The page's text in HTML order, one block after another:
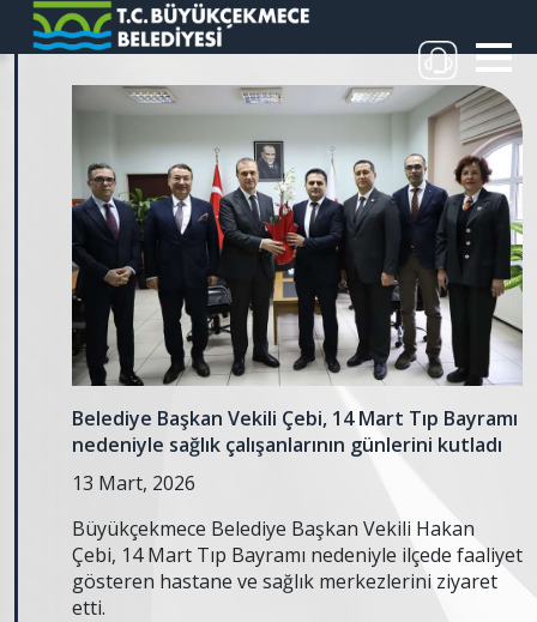
Belediye Başkan Vekili Çebi, 14 Mart Tıp Bayramı
nedeniyle sağlık çalışanlarının günlerini kutladı
13 Mart, 2026
Büyükçekmece Belediye Başkan Vekili Hakan
Çebi, 14 Mart Tıp Bayramı nedeniyle ilçede faaliyet
gösteren hastane ve sağlık merkezlerini ziyaret
etti.